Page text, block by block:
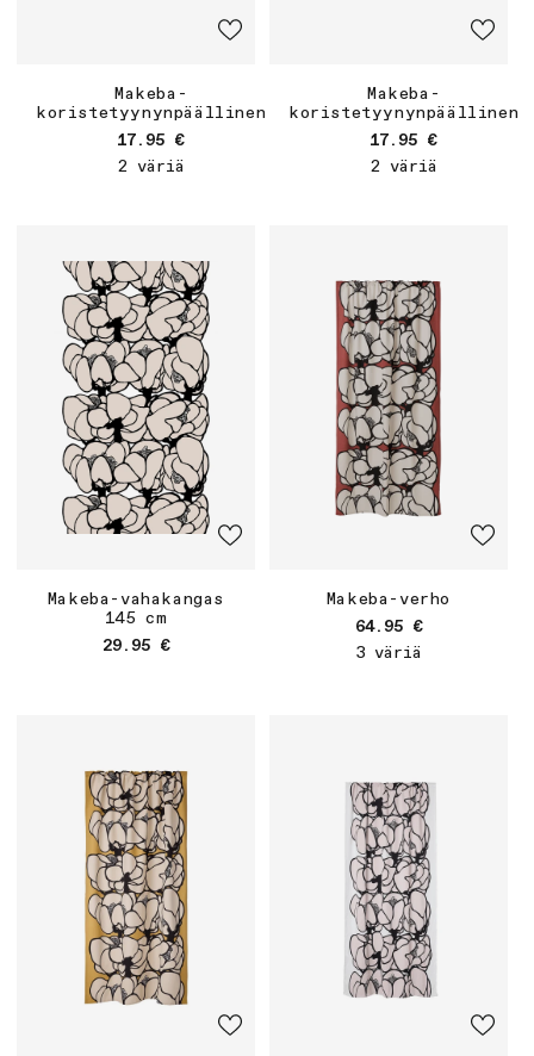
Makeba-
koristetyynynpäällinen
Normaalihinta
17.95 €
2 väriä
Makeba-
koristetyynynpäällinen
Normaalihinta
17.95 €
2 väriä
Makeba-vahakangas
145 cm
Normaalihinta
29.95 €
Makeba-verho
Normaalihinta
64.95 €
3 väriä